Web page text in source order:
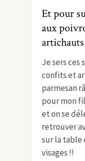
Et pour
aux
artichauts
Je sers ces
confits et
parmesan
pour mon
et on se
retrouver
sur la table
visages !!